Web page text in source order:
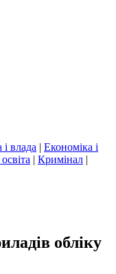
влада | Економіка і
| Кримінал |
обліку